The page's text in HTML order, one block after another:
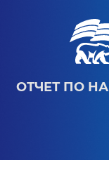
ОТЧЕТ ПО